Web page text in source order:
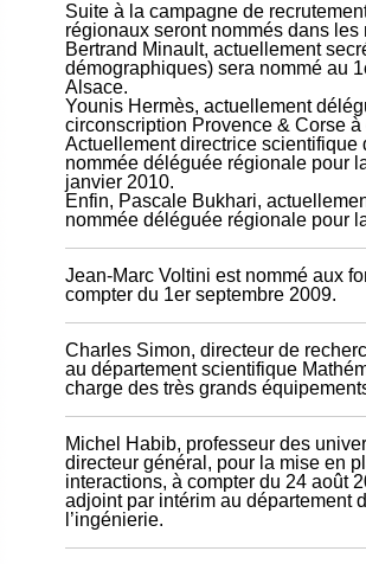
Suite à la campagne de
régionaux seront nommés dans les
Bertrand Minault, actuellement
démographiques) sera nommé au
Alsace.
Younis Hermès, actuellement
circonscription Provence & Corse
Actuellement directrice
nommée déléguée régionale pour
janvier 2010.
Enfin, Pascale Bukhari,
nommée déléguée régionale pour
Jean-Marc Voltini est nommé aux
compter du 1er septembre 2009.
Charles Simon, directeur de
au département scientifique
charge des très grands
Michel Habib, professeur des
directeur général, pour la mise en
interactions, à compter du 24 août
adjoint par intérim au département
l’ingénierie.